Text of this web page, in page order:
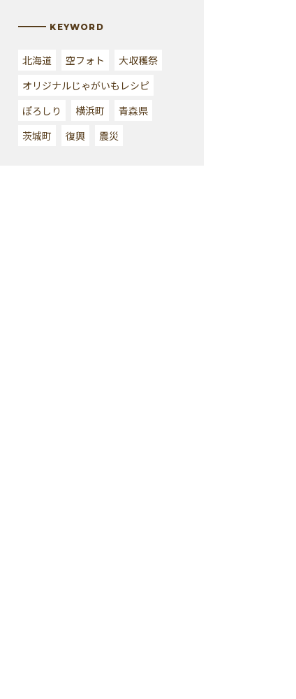
KEYWORD
北海道 空フォト
大収穫祭
オリジナルじゃがいもレシピ
ぽろしり
横浜町
青森県
茨城町
復興 震災